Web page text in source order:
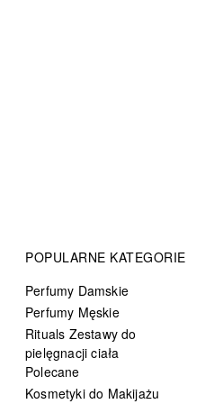
POPULARNE KATEGORIE
Perfumy Damskie
Perfumy Męskie
Rituals Zestawy do
pielęgnacji ciała
Polecane
Kosmetyki do Makijażu